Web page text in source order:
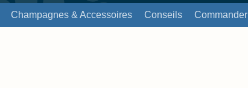
Champagnes & Accessoires Conseils Commander